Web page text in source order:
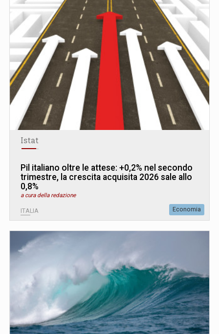
Istat
Pil italiano oltre le attese: +0,2% nel secondo
trimestre, la crescita acquisita 2026 sale allo
0,8%
a cura della redazione
ITALIA Economia